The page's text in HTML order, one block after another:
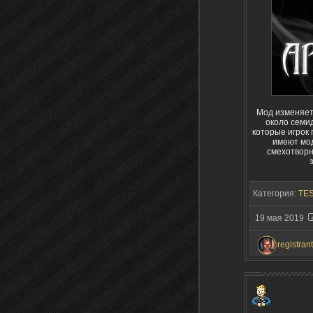
Мод
около
которые игрок
имеют
Категория:
19 мая 2019
registrant